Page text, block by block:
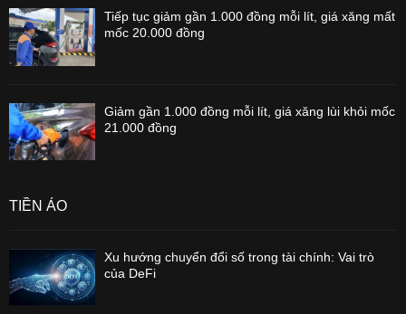
Tiếp tục giảm gần 1.000 đồng mỗi lít, giá xăng mất
mốc 20.000 đồng
Giảm gần 1.000 đồng mỗi lít, giá xăng lùi khỏi mốc
21.000 đồng
TIỀN ẢO
Xu hướng chuyển đổi số trong tài chính: Vai trò
của DeFi